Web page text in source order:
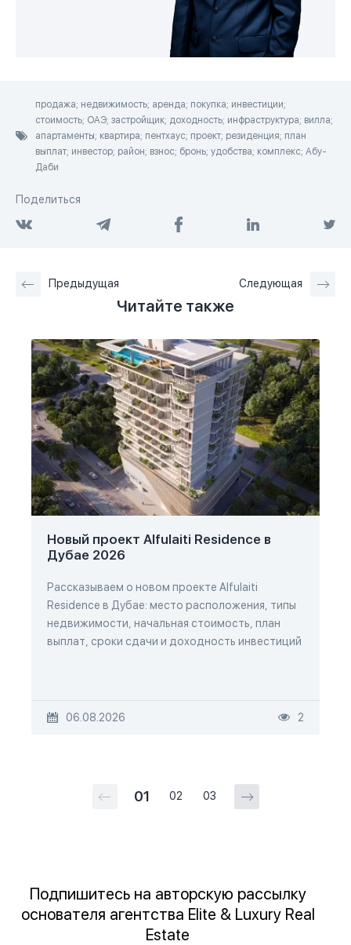
продажа; недвижимость; аренда; покупка; инвестиции;
стоимость; ОАЭ; застройщик; доходность; инфраструктура; вилла;
апартаменты; квартира; пентхаус; проект; резиденция; план
выплат; инвестор; район; взнос; бронь; удобства; комплекс; Абу-
Даби
Поделиться
Предыдущая Следующая
Читайте также
Новый проект Alfulaiti Residence в
Дубае 2026
Рассказываем о новом проекте Alfulaiti
Residence в Дубае: место расположения, типы
недвижимости, начальная стоимость, план
выплат, сроки сдачи и доходность инвестиций
06.08.2026 2
01 02 03
Подпишитесь на авторскую рассылку
основателя агентства Elite & Luxury Real
Estate